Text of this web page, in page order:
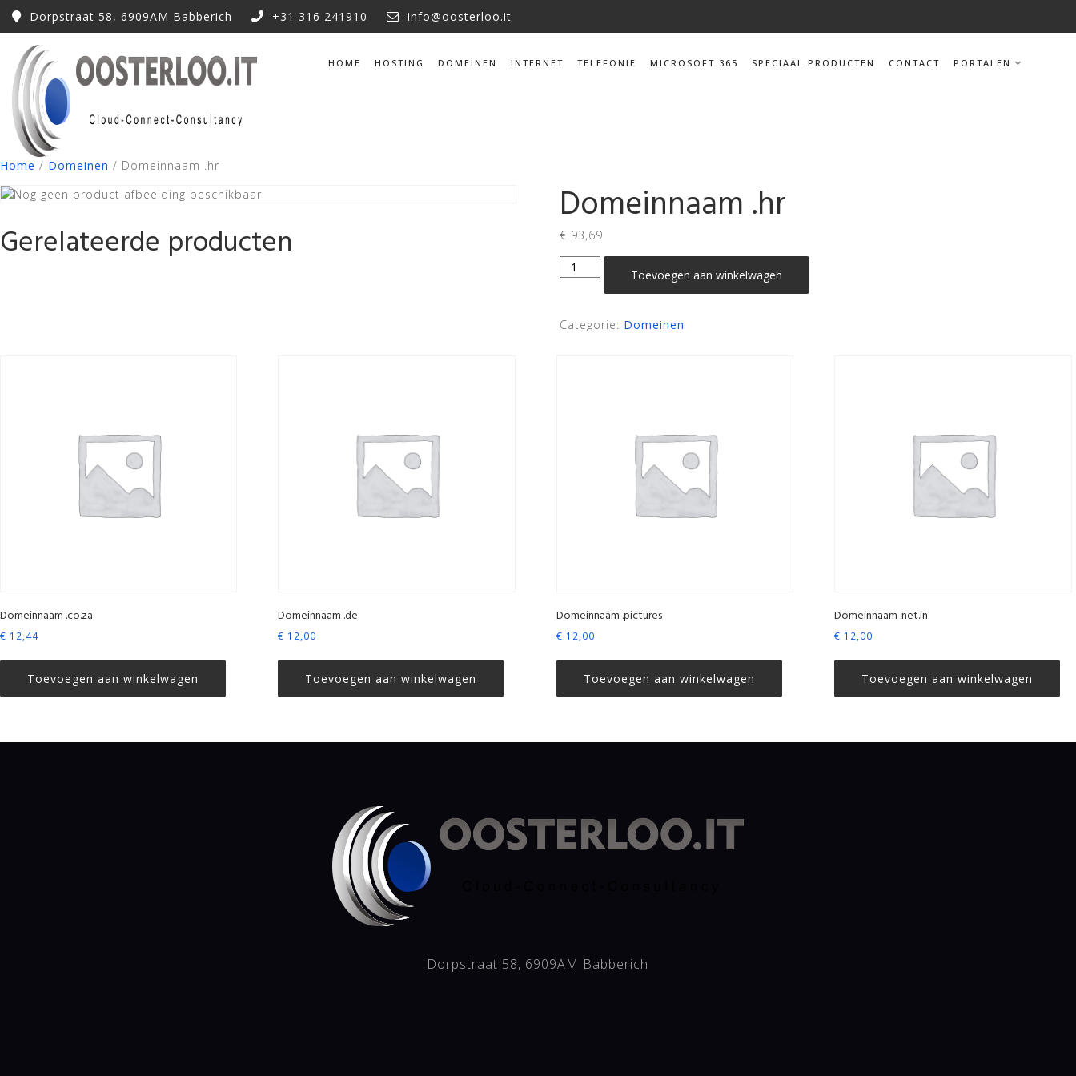
Dorpstraat 58, 6909AM Babberich +31 316 241910 info@oosterloo.it
HOME HOSTING DOMEINEN INTERNET TELEFONIE MICROSOFT 365 SPECIAAL PRODUCTEN CONTACT PORTALEN
Home / Domeinen / Domeinnaam .hr
Domeinnaam .hr
€ 93,69
Domeinnaam
.hr
Toevoegen aan winkelwagen
Categorie: Domeinen
Gerelateerde producten
Domeinnaam .co.za
€ 12,44
Toevoegen aan winkelwagen
Domeinnaam .de
€ 12,00
Toevoegen aan winkelwagen
Domeinnaam .pictures
€ 12,00
Toevoegen aan winkelwagen
Domeinnaam .net.in
€ 12,00
Toevoegen aan winkelwagen
Dorpstraat 58, 6909AM Babberich